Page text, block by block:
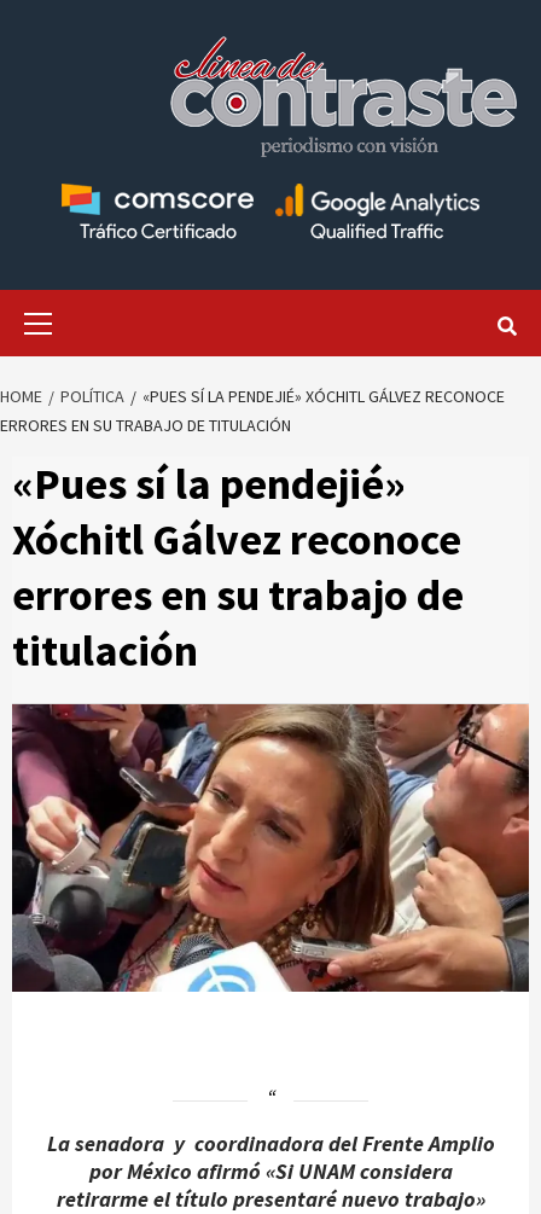
HOME POLÍTICA
«PUES SÍ LA PENDEJIÉ» XÓCHITL GÁLVEZ RECONOCE
ERRORES EN SU TRABAJO DE TITULACIÓN
«Pues sí la pendejié»
Xóchitl Gálvez reconoce
errores en su trabajo de
titulación
La senadora y coordinadora del Frente Amplio
por México afirmó «Si UNAM considera
retirarme el título presentaré nuevo trabajo»